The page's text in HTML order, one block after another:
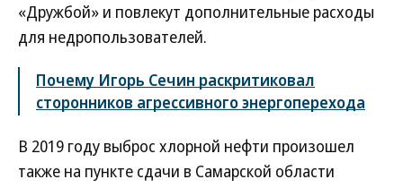
«Дружбой» и повлекут дополнительные расходы
для недропользователей.
Почему Игорь Сечин раскритиковал
сторонников агрессивного энергоперехода
В 2019 году выброс хлорной нефти произошел
также на пункте сдачи в Самарской области